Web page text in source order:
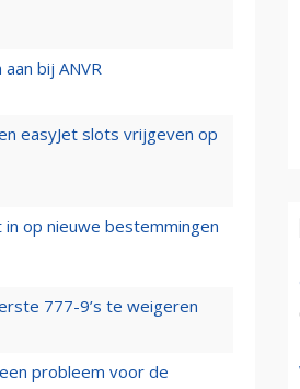
bij ANVR
easyJet slots vrijgeven op
op nieuwe bestemmingen
777-9’s te weigeren
probleem voor de